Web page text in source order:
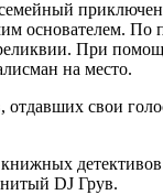
основателем.
При
на место.
отдавших свои
DJ Грув.